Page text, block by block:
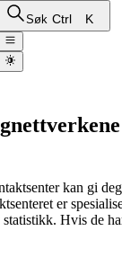
Søk Ctrl K
kan gi
er
Hvis de